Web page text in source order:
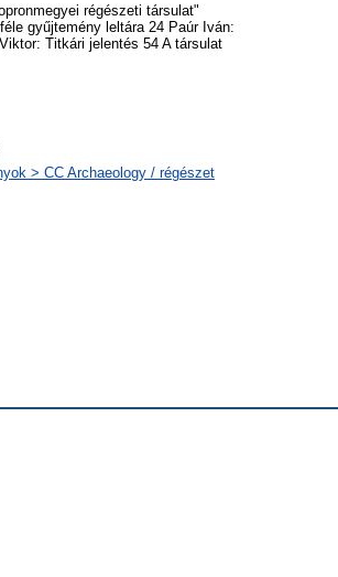
régészeti társulat"
gyűjtemény leltára 24 Paúr Iván:
Titkári jelentés 54 A társulat
> CC Archaeology / régészet